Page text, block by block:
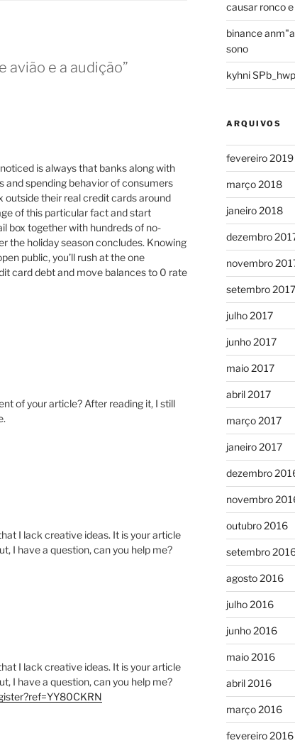
avião e a audição”
is always that banks along with
spending behavior of consumers
their real credit cards around
of this particular fact and start
box together with hundreds of no-
the holiday season concludes. Knowing
public, you’ll rush at the one
card debt and move balances to 0 rate
of your article? After reading it, I still
I lack creative ideas. It is your article
I have a question, can you help me?
I lack creative ideas. It is your article
I have a question, can you help me?
causar ronco
binance
sono
kyhni
ARQUIVOS
fevereiro 2019
março 2018
janeiro 2018
dezembro
novembro
setembro 2017
julho 2017
junho 2017
maio 2017
abril 2017
março 2017
janeiro 2017
dezembro
novembro
outubro 2016
setembro
agosto 2016
julho 2016
junho 2016
maio 2016
abril 2016
março 2016
fevereiro 2016